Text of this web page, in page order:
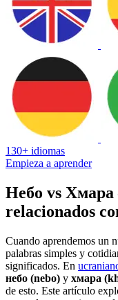
130+ idiomas
Empieza a aprender
Небо vs
relacionados
Cuando aprendemos un
palabras simples y
significados. En
небо (nebo) y хмара
de esto. Este artículo